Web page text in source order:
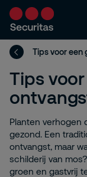
Tips voor een
Tips
Planten verhogen
gezond. Een
ontvangst, maar
schilderij van
groen en gastvrij